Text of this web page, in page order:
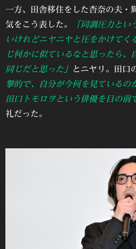
一方、田舎移住をした杏奈の夫・
気をこう表した。
「同調圧力とい
いけれどニヤニヤと圧をかけてく
じ何かに似ているなと思ったら、
同じだと思った」 とニヤリ。田口
撃的で、自分が今何を見ているの
田口トモロヲという俳優を目の前
礼だった。